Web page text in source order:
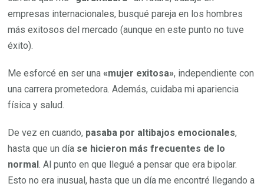
empresas internacionales, busqué pareja en los hombres
más exitosos del mercado (aunque en este punto no tuve
éxito).
Me esforcé en ser una«mujer exitosa», independiente con
una carrera prometedora. Además, cuidaba mi apariencia
física y salud.
De vez en cuando, pasaba por altibajos emocionales,
hasta que un día se hicieron más frecuentes de lo
normal. Al punto en que llegué a pensar que era bipolar.
Esto no era inusual, hasta que un día me encontré llegando a